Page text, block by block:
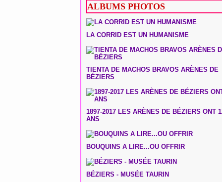
ALBUMS PHOTOS
LA CORRID EST UN HUMANISME
TIENTA DE MACHOS BRAVOS ARÈNES DE
BÉZIERS
1897-2017 LES ARÈNES DE BÉZIERS ONT
ANS
BOUQUINS A LIRE...OU OFFRIR
BÉZIERS - MUSÉE TAURIN